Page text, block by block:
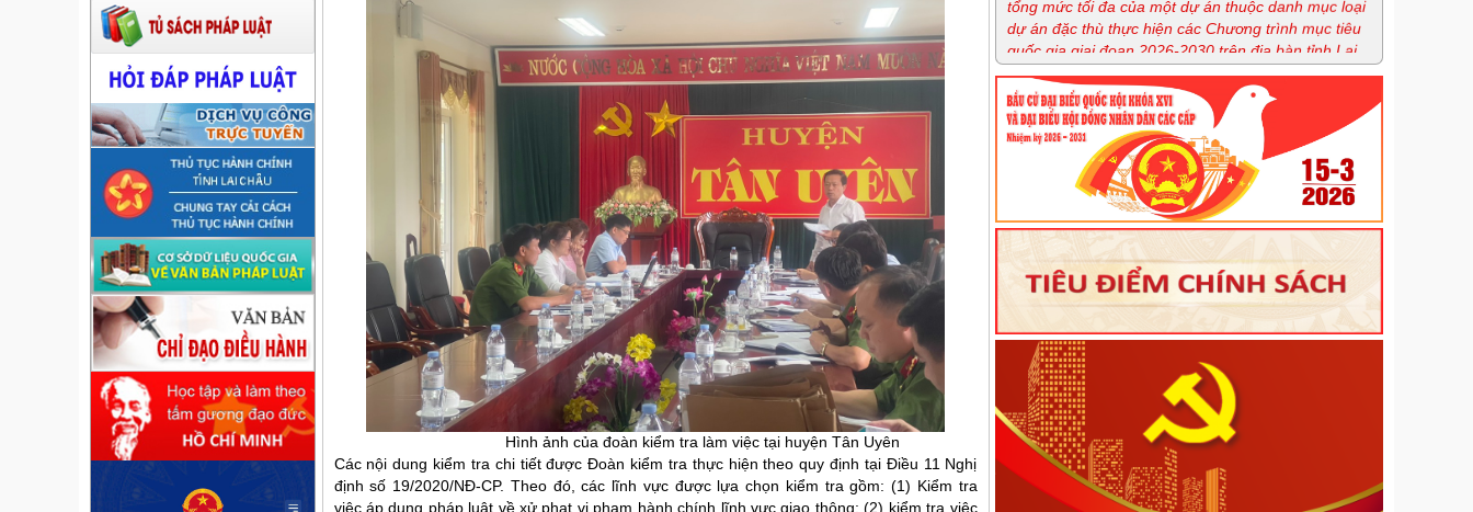
Hình ảnh của đoàn kiểm tra làm việc tại huyện Tân Uyên
Các nội dung kiểm tra chi tiết được Đoàn kiểm tra thực hiện theo quy định tại Điều 11 Nghị
định số 19/2020/NĐ-CP. Theo đó, các lĩnh vực được lựa chọn kiểm tra gồm: (1) Kiểm tra
việc áp dụng pháp luật về xử phạt vi phạm hành chính lĩnh vực giao thông; (2) kiểm tra việc
dự án đặc thù thực hiện các Chương trình mục tiêu
quốc gia giai đoạn 2026-2030 trên địa bàn tỉnh Lai
Châu
Nghị định số 163/2026/NĐ-CP ngày 15/5/2026 của
Chính phủ quy định chi tiết và hướng dẫn thi hành
một số điều của Luật Phòng, chống ma túy
Lịch tiếp công dân định kỳ tháng 7 của Giám đốc
Lịch tiếp công dân thường xuyên tháng 7 của Sở
Lịch tiếp công dân thường xuyên tháng 7 của
Trung tâm trợ giúp pháp lý nhà nước
Quyế định 44/2026/QĐ-UBND ngày 20/6/2026
Quy định trình tự, thủ tục hành chính về đất đai trên
Kế hoạch Tổ chức các hoạt động hưởng ứng Ngày
Dân số Thế giới năm 2026
Nghị Quyết về Quy định một số nội dung và mức
chi quản lý, thực hiện chương trình và nhiệm vụ, hỗ
trợ hoạt động khoa học, công nghệ và đổi mới sáng
tạo có sử dụng ngân sách nhà nước thuộc phạm vi
quản lý của tỉnh Lai Châu
Nghị quyết Quy định mức thu, miễn, giảm, thu,